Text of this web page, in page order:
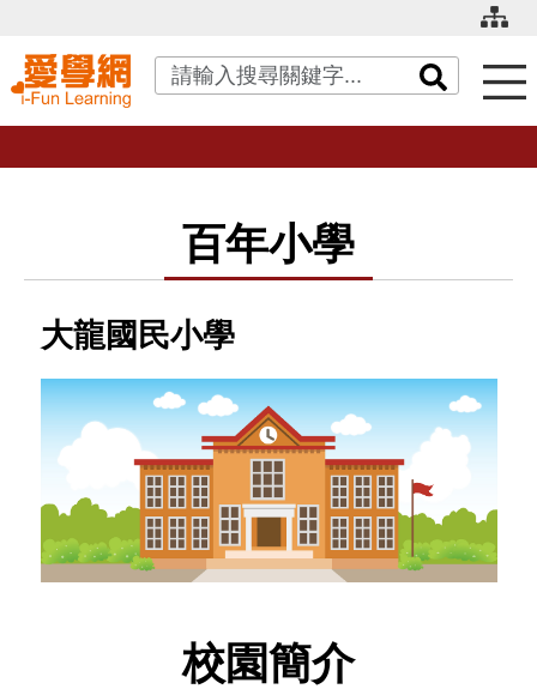
關鍵字搜尋
百年小學
大龍國民小學
校園簡介